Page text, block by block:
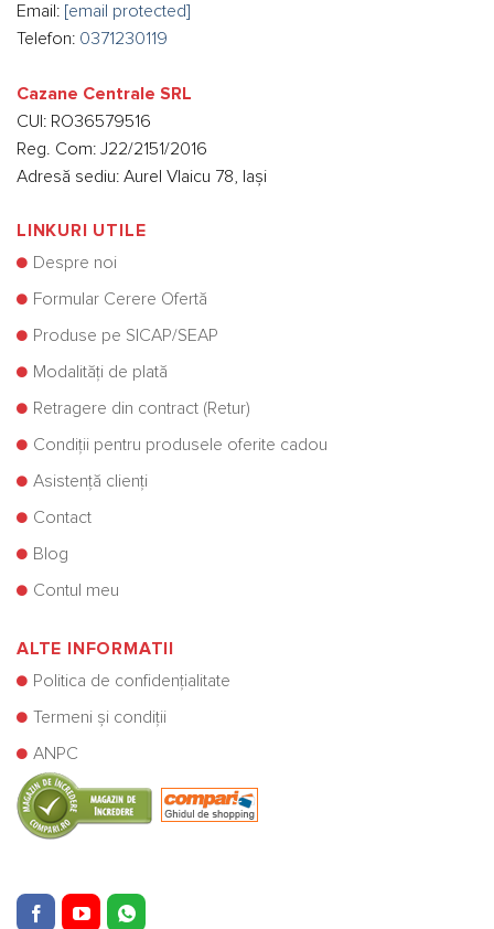
Email: [email protected]
Telefon: 0371230119
Cazane Centrale SRL
CUI: RO36579516
Reg. Com: J22/2151/2016
Adresă sediu: Aurel Vlaicu 78, Iași
LINKURI UTILE
Despre noi
Formular Cerere Ofertă
Produse pe SICAP/SEAP
Modalități de plată
Retragere din contract (Retur)
Condiții pentru produsele oferite cadou
Asistență clienți
Contact
Blog
Contul meu
ALTE INFORMATII
Politica de confidențialitate
Termeni și condiții
ANPC